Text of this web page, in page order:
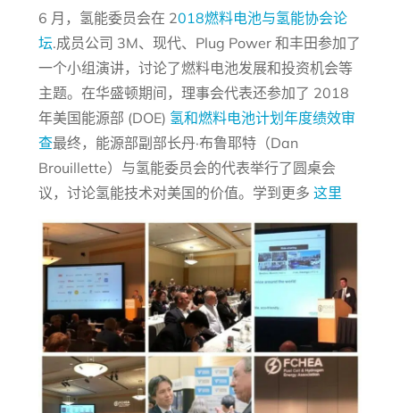
6 月，氢能委员会在 2018燃料电池与氢能协会论
坛.成员公司 3M、现代、Plug Power 和丰田参加了
一个小组演讲，讨论了燃料电池发展和投资机会等
主题。在华盛顿期间，理事会代表还参加了 2018
年美国能源部 (DOE) 氢和燃料电池计划年度绩效审
查最终，能源部副部长丹·布鲁耶特（Dan
Brouillette）与氢能委员会的代表举行了圆桌会
议，讨论氢能技术对美国的价值。学到更多 这里